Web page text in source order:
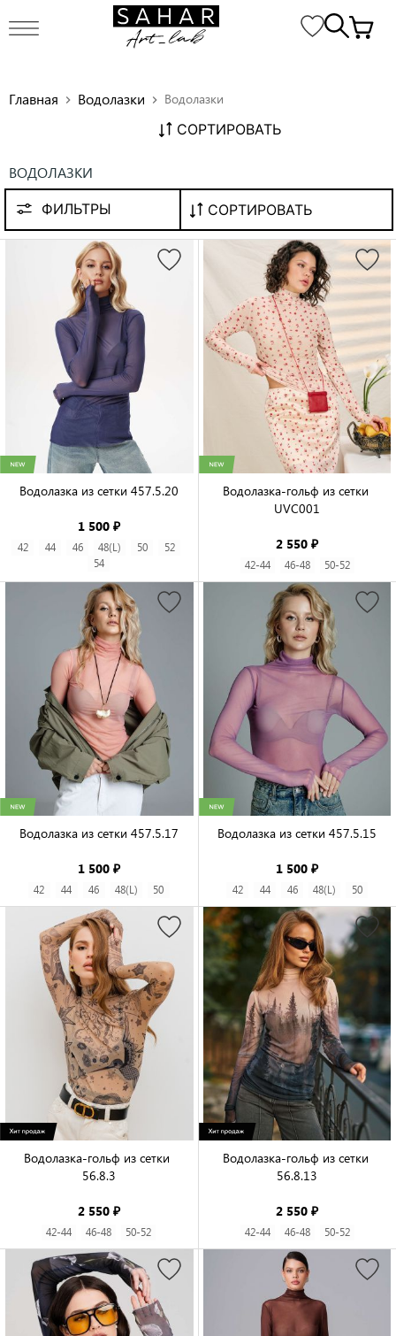
Главная chevron_right Водолазки chevron_right Водолазки
СОРТИРОВАТЬ
ВОДОЛАЗКИ
ФИЛЬТРЫ СОРТИРОВАТЬ
Водолазка из сетки 457.5.20
1 500 ₽
42 44 46 48(L) 50
52
54
Водолазка-гольф из сетки
UVC001
2 550 ₽
42-44 46-48 50-52
Водолазка из сетки 457.5.17
1 500 ₽
42 44 46 48(L) 50
Водолазка из сетки 457.5.15
1 500 ₽
42 44 46 48(L) 50
Водолазка-гольф из сетки
56.8.3
2 550 ₽
42-44 46-48 50-52
Водолазка-гольф из сетки
56.8.13
2 550 ₽
42-44 46-48 50-52